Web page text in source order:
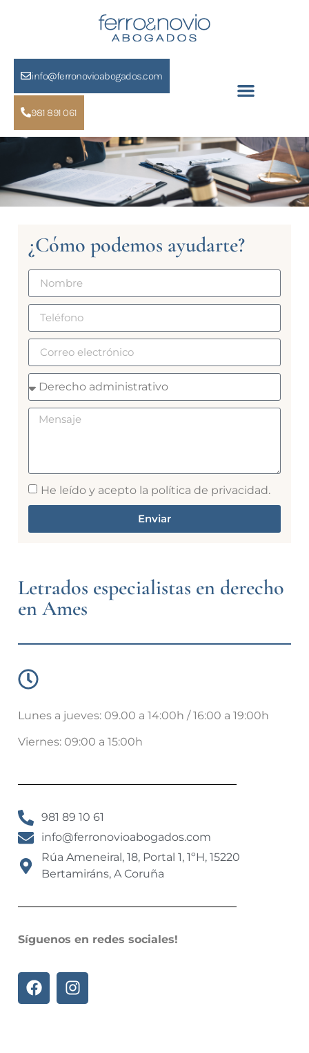
info@ferronovioabogados.com
981 891 061
Letrados especialistas en derecho
en Ames
Lunes a jueves: 09.00 a 14:00h / 16:00 a 19:00h
Viernes: 09:00 a 15:00h
981 89 10 61
info@ferronovioabogados.com
Rúa Ameneiral, 18, Portal 1, 1ºH, 15220
Bertamiráns, A Coruña
Síguenos en redes sociales!
¿Cómo podemos ayudarte?
He leído y acepto la política de privacidad.
Enviar